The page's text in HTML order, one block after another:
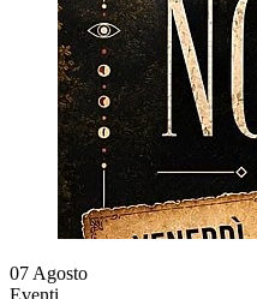
07 Agosto
Eventi